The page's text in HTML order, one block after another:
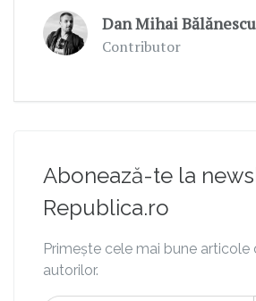
Dan Mihai Bălănescu
Contributor
Abonează-te la
Republica.ro
Primește cele mai bune articole
autorilor.